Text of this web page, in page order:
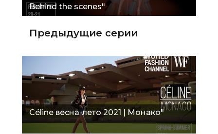
Behind the scenes"
Предыдущие серии
Céline весна-лето 2021 | Монако"